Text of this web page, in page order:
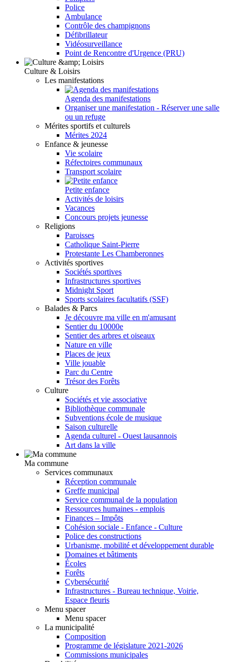
Police
Ambulance
Contrôle des champignons
Défibrillateur
Vidéosurveillance
Point de Rencontre d'Urgence (PRU)
Culture & Loisirs
Les manifestations
Agenda des manifestations
Organiser une manifestation - Réserver une salle
ou un refuge
Mérites sportifs et culturels
Mérites 2024
Enfance & jeunesse
Vie scolaire
Réfectoires communaux
Transport scolaire
Petite enfance
Activités de loisirs
Vacances
Concours projets jeunesse
Religions
Paroisses
Catholique Saint-Pierre
Protestante Les Chamberonnes
Activités sportives
Sociétés sportives
Infrastructures sportives
Midnight Sport
Sports scolaires facultatifs (SSF)
Balades & Parcs
Je découvre ma ville en m'amusant
Sentier du 10000e
Sentier des arbres et oiseaux
Nature en ville
Places de jeux
Ville jouable
Parc du Centre
Trésor des Forêts
Culture
Sociétés et vie associative
Bibliothèque communale
Subventions école de musique
Saison culturelle
Agenda culturel - Ouest lausannois
Art dans la ville
Ma commune
Services communaux
Réception communale
Greffe municipal
Service communal de la population
Ressources humaines - emplois
Finances – Impôts
Cohésion sociale - Enfance - Culture
Police des constructions
Urbanisme, mobilité et développement durable
Domaines et bâtiments
Écoles
Forêts
Cybersécurité
Infrastructures - Bureau technique, Voirie,
Espace fleuris
Menu spacer
Menu spacer
La municipalité
Composition
Programme de législature 2021-2026
Commissions municipales